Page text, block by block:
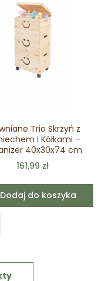
Trio Skrzyń z
i Kółkami –
40x30x74 cm
161,99 zł
Dodaj do koszyka